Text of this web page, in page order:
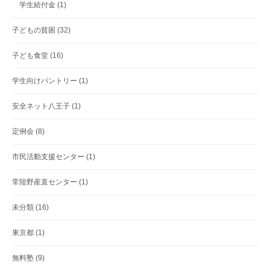
学生給付金 (1)
子どもの貧困 (32)
子ども食堂 (16)
学生向けパントリー (1)
安全ネット八王子 (1)
定例会 (8)
市民活動支援センター (1)
常陸野産直センター (1)
未分類 (16)
東京都 (1)
無料塾 (9)